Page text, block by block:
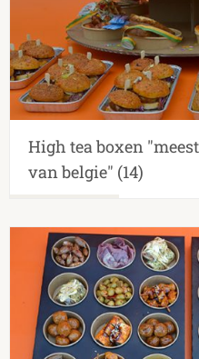
High tea boxen
van belgie" (14)